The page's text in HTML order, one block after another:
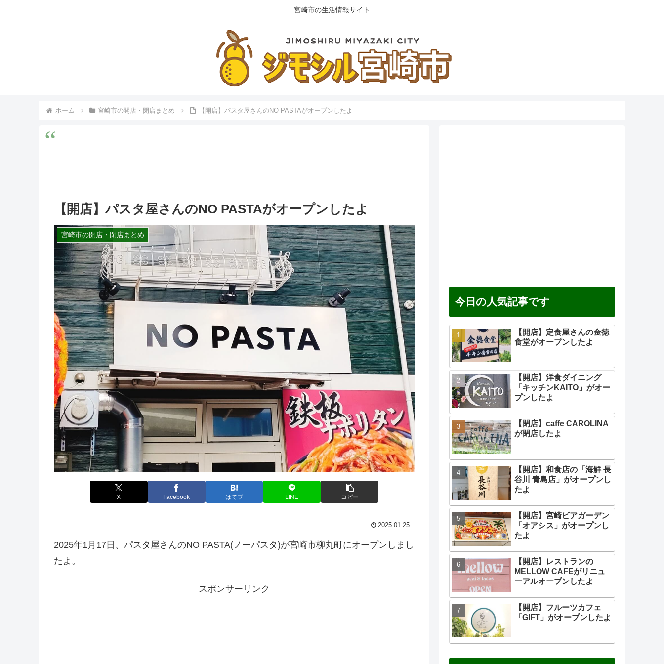
宮崎市の生活情報サイト
ホーム 宮崎市の開店・閉店まとめ 【開店】パスタ屋さんのNO PASTAがオープンしたよ
【開店】パスタ屋さんのNO PASTAがオープンしたよ
宮崎市の開店・閉店まとめ
X Facebook はてブ LINE コピー
2025.01.25
2025年1月17日、パスタ屋さんのNO PASTA(ノーパスタ)が宮崎市柳丸町にオープンしまし
たよ。
スポンサーリンク
今日の人気記事です
【開店】定食屋さんの金徳
食堂がオープンしたよ
【開店】洋食ダイニング
「キッチンKAITO」がオー
プンしたよ
【閉店】caffe CAROLINA
が閉店したよ
【開店】和食店の「海鮮 長
谷川 青島店」がオープンし
たよ
【開店】宮崎ビアガーデン
「オアシス」がオープンし
たよ
【開店】レストランの
MELLOW CAFEがリニュ
ーアルオープンしたよ
【開店】フルーツカフェ
「GIFT」がオープンしたよ